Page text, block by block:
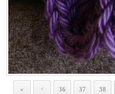
« < 36 37 38